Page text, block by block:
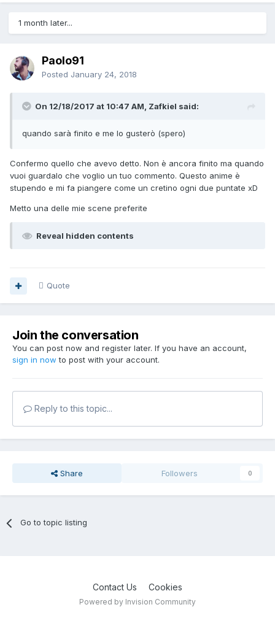
1 month later...
Paolo91
Posted January 24, 2018
On 12/18/2017 at 10:47 AM, Zafkiel said:
quando sarà finito e me lo gusterò (spero)
Confermo quello che avevo detto. Non è ancora finito ma quando
vuoi guardalo che voglio un tuo commento. Questo anime è
stupendo e mi fa piangere come un cretino ogni due puntate xD
Metto una delle mie scene preferite
Reveal hidden contents
Quote
Join the conversation
You can post now and register later. If you have an account,
sign in now to post with your account.
Reply to this topic...
Share Followers 0
Go to topic listing
Contact Us Cookies
Powered by Invision Community